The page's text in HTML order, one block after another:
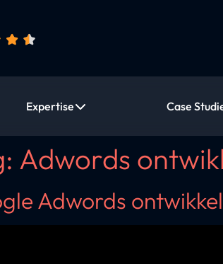
Expertise Case
Adwords
Adwords